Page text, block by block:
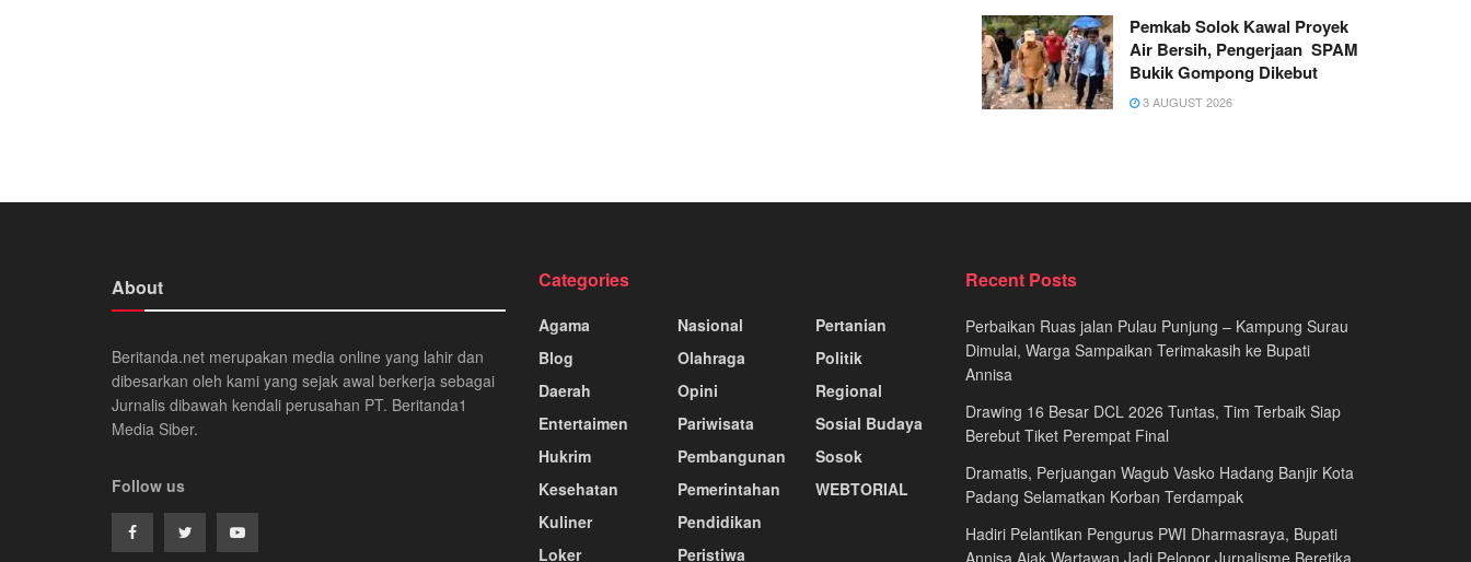
Pemkab Solok Kawal Proyek
Air Bersih, Pengerjaan SPAM
Bukik Gompong Dikebut
3 AUGUST 2026
About
Beritanda.net merupakan media online yang lahir dan
dibesarkan oleh kami yang sejak awal berkerja sebagai
Jurnalis dibawah kendali perusahan PT. Beritanda1
Media Siber.
Follow us
Categories
Agama
Blog
Daerah
Entertaimen
Hukrim
Kesehatan
Kuliner
Loker
Nasional
Olahraga
Opini
Pariwisata
Pembangunan
Pemerintahan
Pendidikan
Peristiwa
Pertanian
Politik
Regional
Sosial Budaya
Sosok
WEBTORIAL
Recent Posts
Perbaikan Ruas jalan Pulau Punjung – Kampung Surau
Dimulai, Warga Sampaikan Terimakasih ke Bupati
Annisa
Drawing 16 Besar DCL 2026 Tuntas, Tim Terbaik Siap
Berebut Tiket Perempat Final
Dramatis, Perjuangan Wagub Vasko Hadang Banjir Kota
Padang Selamatkan Korban Terdampak
Hadiri Pelantikan Pengurus PWI Dharmasraya, Bupati
Annisa Ajak Wartawan Jadi Pelopor Jurnalisme Beretika